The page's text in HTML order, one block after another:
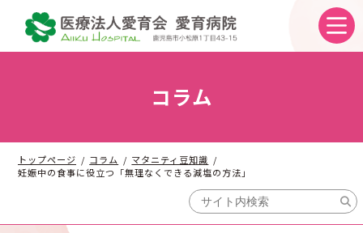
ン
ー
コラム
トップページ コラム
マタニティ豆知識
妊娠中の食事に役立つ「無理なくできる減塩の方法」